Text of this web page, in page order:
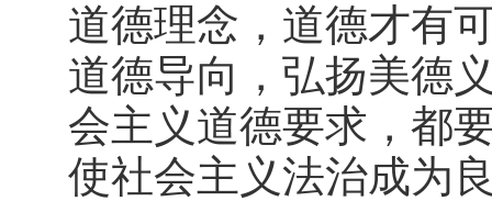
道德理念，道德才有
道德导向，弘扬美德
会主义道德要求，都
使社会主义法治成为